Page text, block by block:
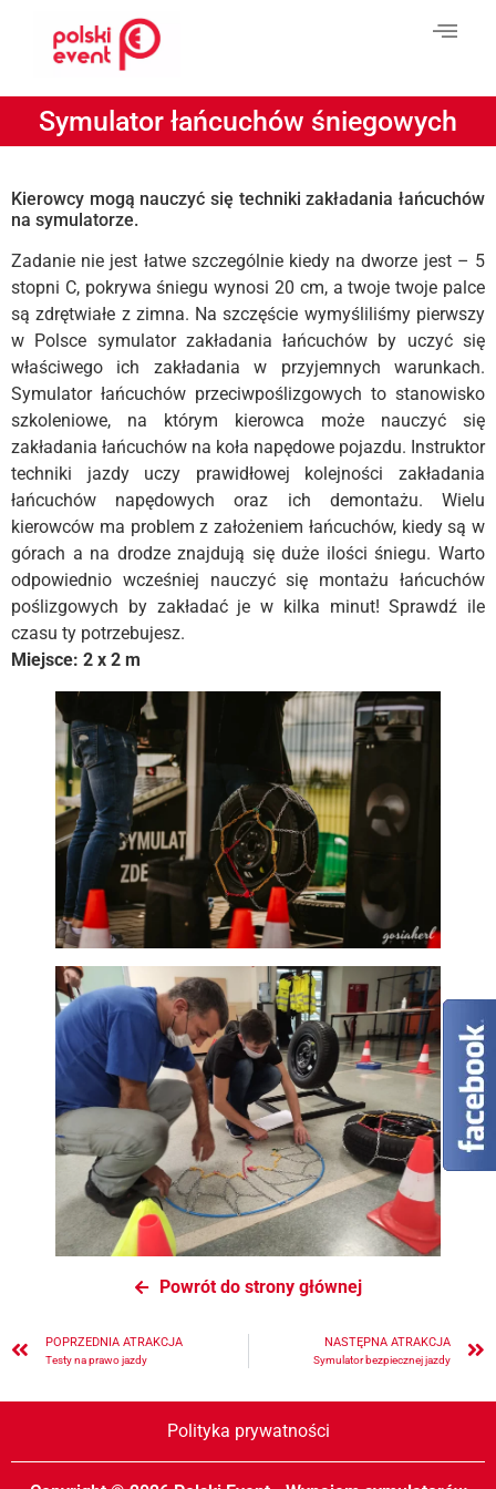
Symulator łańcuchów śniegowych
Kierowcy mogą nauczyć się techniki zakładania łańcuchów
na symulatorze.
Zadanie nie jest łatwe szczególnie kiedy na dworze jest – 5
stopni C, pokrywa śniegu wynosi 20 cm, a twoje twoje palce
są zdrętwiałe z zimna. Na szczęście wymyśliliśmy pierwszy
w Polsce symulator zakładania łańcuchów by uczyć się
właściwego ich zakładania w przyjemnych warunkach.
Symulator łańcuchów przeciwpoślizgowych to stanowisko
szkoleniowe, na którym kierowca może nauczyć się
zakładania łańcuchów na koła napędowe pojazdu. Instruktor
techniki jazdy uczy prawidłowej kolejności zakładania
łańcuchów napędowych oraz ich demontażu. Wielu
kierowców ma problem z założeniem łańcuchów, kiedy są w
górach a na drodze znajdują się duże ilości śniegu. Warto
odpowiednio wcześniej nauczyć się montażu łańcuchów
poślizgowych by zakładać je w kilka minut! Sprawdź ile
czasu ty potrzebujesz.
Miejsce: 2 x 2 m
Powrót do strony głównej
POPRZEDNIA ATRAKCJA
Testy na prawo jazdy
NASTĘPNA ATRAKCJA
Symulator bezpiecznej jazdy
Polityka prywatności